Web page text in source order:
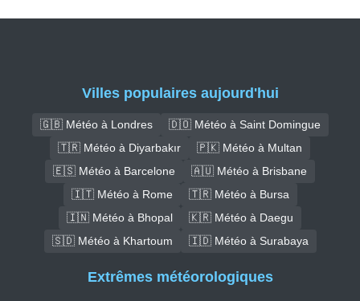
Villes populaires aujourd'hui
🇬🇧 Météo à Londres
🇩🇴 Météo à Saint Domingue
🇹🇷 Météo à Diyarbakır
🇵🇰 Météo à Multan
🇪🇸 Météo à Barcelone
🇦🇺 Météo à Brisbane
🇮🇹 Météo à Rome
🇹🇷 Météo à Bursa
🇮🇳 Météo à Bhopal
🇰🇷 Météo à Daegu
🇸🇩 Météo à Khartoum
🇮🇩 Météo à Surabaya
Extrêmes météorologiques